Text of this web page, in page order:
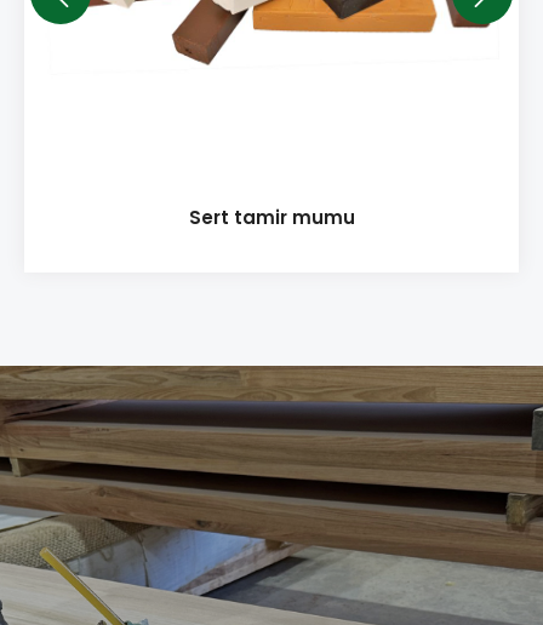
Sert tamir mumu